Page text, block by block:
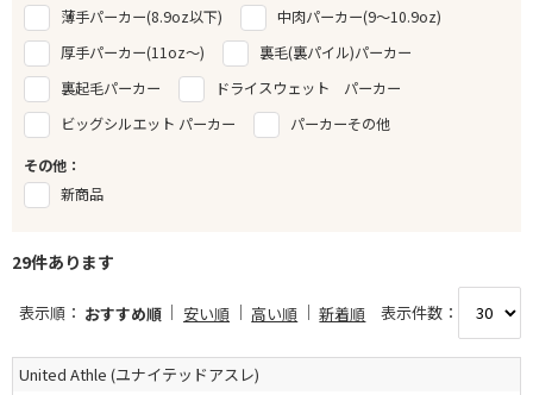
薄手パーカー(8.9oz以下)
中肉パーカー(9～10.9oz)
厚手パーカー(11oz～)
裏毛(裏パイル)パーカー
裏起毛パーカー
ドライスウェット パーカー
ビッグシルエット パーカー
パーカーその他
その他：
新商品
29件あります
表示順： おすすめ順 安い順 高い順 新着順 表示件数：
United Athle (ユナイテッドアスレ)